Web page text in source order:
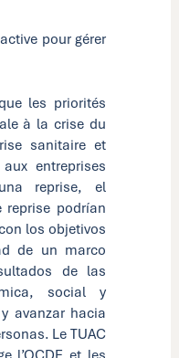
pour gérer
les priorités
à la crise du
sanitaire et
entreprises
reprise, el
reprise podrían
los objetivos
de un marco
de las
social y
avanzar hacia
Le TUAC